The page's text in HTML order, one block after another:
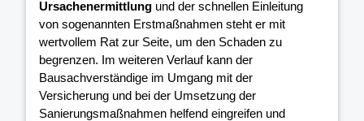
Ursachenermittlung und der schnellen Einleitung
von sogenannten Erstmaßnahmen steht er mit
wertvollem Rat zur Seite, um den Schaden zu
begrenzen. Im weiteren Verlauf kann der
Bausachverständige im Umgang mit der
Versicherung und bei der Umsetzung der
Sanierungsmaßnahmen helfend eingreifen und